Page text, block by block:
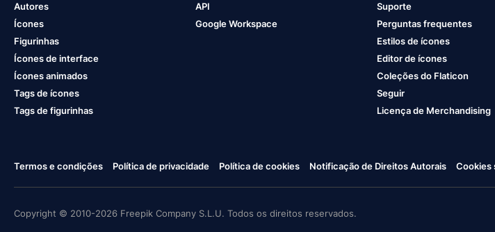
Autores
Ícones
Figurinhas
Ícones de interface
Ícones animados
Tags de ícones
Tags de figurinhas
API
Google Workspace
Suporte
Perguntas frequentes
Estilos de ícones
Editor de ícones
Coleções do Flaticon
Seguir
Licença de Merchandising
Termos e condições Política de privacidade Política de cookies Notificação de Direitos Autorais Cookies
Copyright © 2010-2026 Freepik Company S.L.U. Todos os direitos reservados.